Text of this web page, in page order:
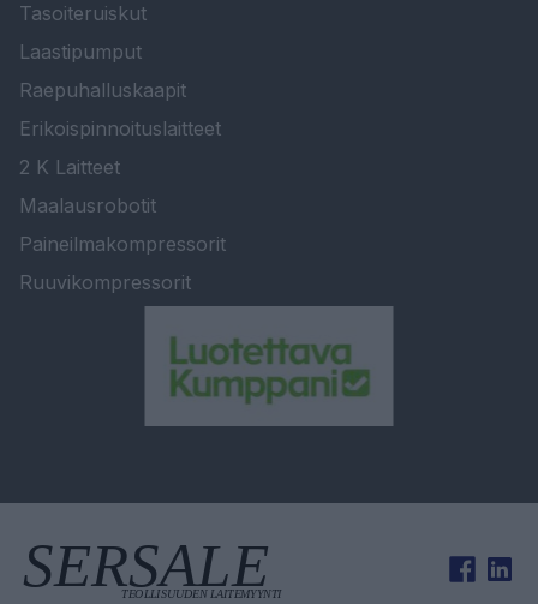
Tasoiteruiskut
Laastipumput
Raepuhalluskaapit
Erikoispinnoituslaitteet
2 K Laitteet
Maalausrobotit
Paineilmakompressorit
Ruuvikompressorit